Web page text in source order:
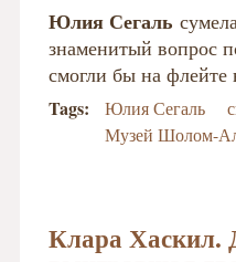
Юлия Сегаль
знаменитый вопрос
смогли бы на флейте
Tags: Юлия Сегаль
Музей Шолом-
Клара Хаскил.